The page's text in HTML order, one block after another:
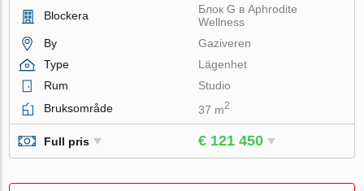
Blockera
Блок G в Aphrodite
Wellness
By
Gaziveren
Type
Lägenhet
Rum
Studio
Bruksområde
37 m2
Full pris € 121 450